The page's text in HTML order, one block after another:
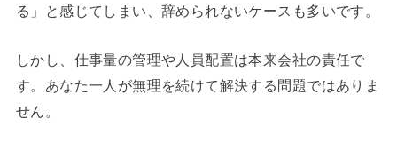
る」と感じてしまい、辞められないケースも多いです。
しかし、仕事量の管理や人員配置は本来会社の責任で
す。あなた一人が無理を続けて解決する問題ではありま
せん。